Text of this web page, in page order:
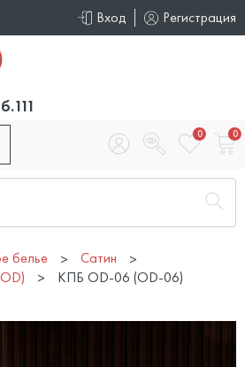
Вход Регистрация
0 0
белье
Сатин
КПБ OD-06 (OD-06)